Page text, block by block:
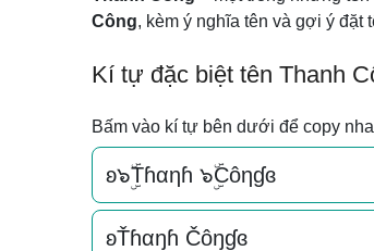
Công, kèm ý nghĩa tên và gợi ý đặt
Kí tự đặc biệt tên Thanh
Bấm vào kí tự bên dưới để copy
ʚ๖ۣۜTɦαηɦ ๖ۣۜCôηɠɞ
ʚŤɦαŋɦ Čôŋɠɞ